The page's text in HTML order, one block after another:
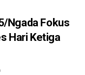
Ngada Fokus
Hari Ketiga